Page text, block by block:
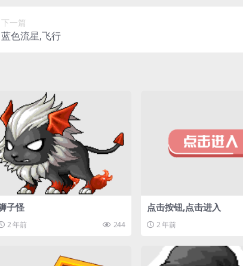
下一篇
蓝色流星,飞行
子怪
2 年前 244
点击按钮,点击进入
2 年前